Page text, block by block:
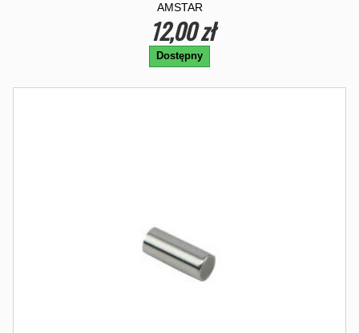
AMSTAR
12,00 zł
Dostępny